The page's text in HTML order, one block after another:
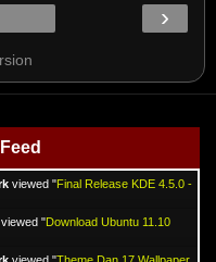
›
viewed "Final Release KDE 4.5.0 -
viewed "Download Ubuntu 11.10